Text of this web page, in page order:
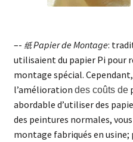
–- 纸Papier de Montage:
utilisaient du papier Pi pour
montage spécial.
l’amélioration des coûts de
abordable d’utiliser des
des peintures normales,
montage fabriqués en